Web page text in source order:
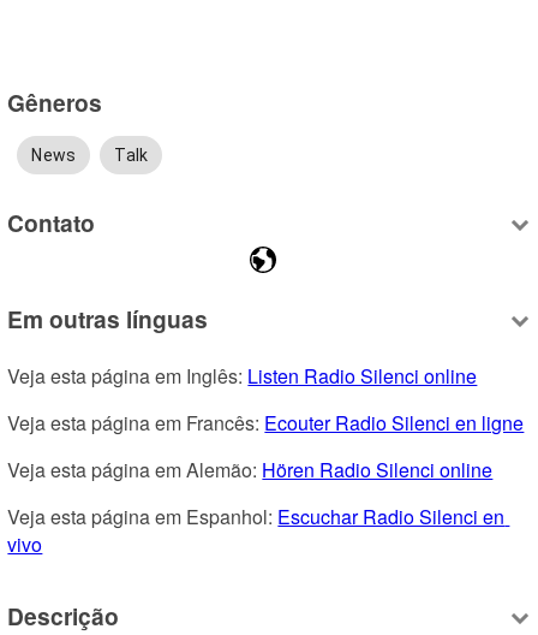
Gêneros
News Talk
Contato
Em outras línguas
Veja esta página em Inglês: Listen Radio Silenci online
Veja esta página em Francês: Ecouter Radio Silenci en ligne
Veja esta página em Alemão: Hören Radio Silenci online
Veja esta página em Espanhol: Escuchar Radio Silenci en
vivo
Descrição